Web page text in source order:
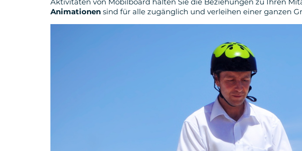
Aktivitäten von Mobilboard halten Sie die Beziehungen zu Ihren
Animationen sind für alle zugänglich und verleihen einer ganzen